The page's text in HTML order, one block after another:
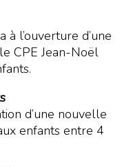
l’ouverture d’une
CPE Jean-Noël
d’une nouvelle
enfants entre 4